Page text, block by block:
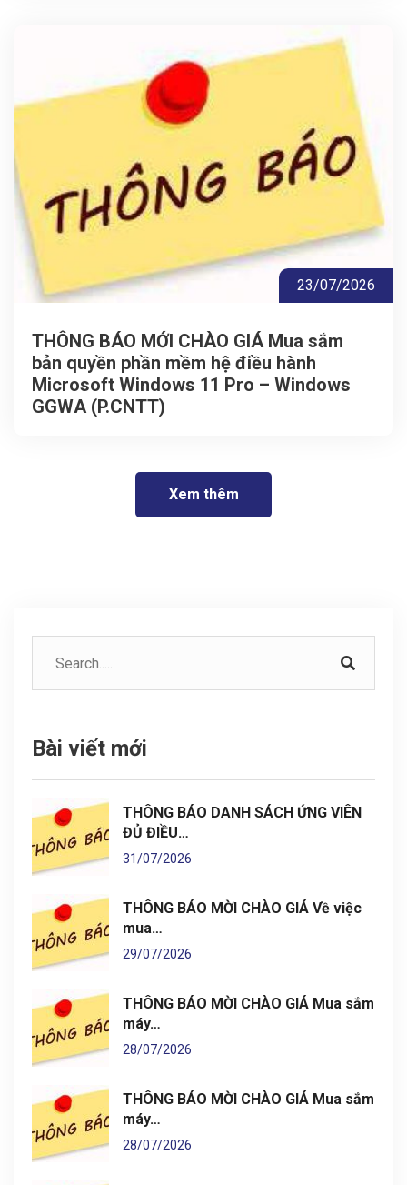
23/07/2026
THÔNG BÁO MỚI CHÀO GIÁ Mua sắm
bản quyền phần mềm hệ điều hành
Microsoft Windows 11 Pro – Windows
GGWA (P.CNTT)
Xem thêm
Bài viết mới
THÔNG BÁO DANH SÁCH ỨNG VIÊN
ĐỦ ĐIỀU…
31/07/2026
THÔNG BÁO MỜI CHÀO GIÁ Về việc
mua…
29/07/2026
THÔNG BÁO MỜI CHÀO GIÁ Mua sắm
máy…
28/07/2026
THÔNG BÁO MỜI CHÀO GIÁ Mua sắm
máy…
28/07/2026